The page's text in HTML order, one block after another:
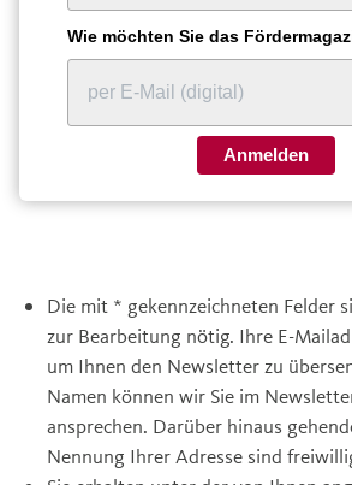
Wie möchten Sie das
Anmelden
Die mit * gekennzeichneten Felder
zur Bearbeitung nötig. Ihre E-
um Ihnen den Newsletter zu
Namen können wir Sie im
ansprechen. Darüber hinaus
Nennung Ihrer Adresse sind